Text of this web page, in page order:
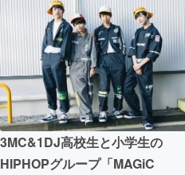
アート・写真
テクノロジー・ガジ
映像・映画
ビジネス・起業
3MC&1DJ高校生と小学生の
HIPHOPグループ「MAGiC